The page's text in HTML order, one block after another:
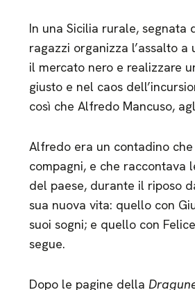
In una Sicilia rurale,
ragazzi organizza l’assalto
il mercato nero e realizzare
giusto e nel caos
così che Alfredo Mancuso,
Alfredo era un contadino
compagni, e che raccontava
del paese, durante il riposo
sua nuova vita: quello con
suoi sogni; e quello con
segue.
Dopo le pagine della